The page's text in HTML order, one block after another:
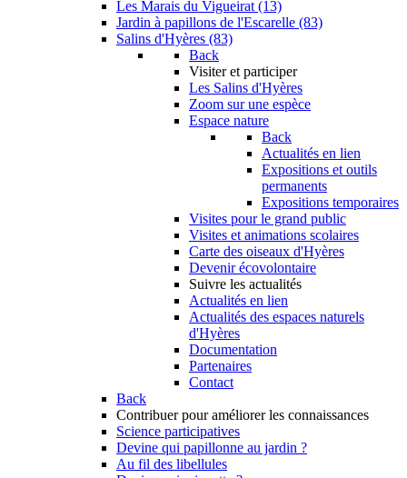
Les Marais du Vigueirat (13)
Jardin à papillons de l'Escarelle (83)
Salins d'Hyères (83)
Back
Visiter et participer
Les Salins d'Hyères
Zoom sur une espèce
Espace nature
Back
Actualités en lien
Expositions et outils
permanents
Expositions temporaires
Visites pour le grand public
Visites et animations scolaires
Carte des oiseaux d'Hyères
Devenir écovolontaire
Suivre les actualités
Actualités en lien
Actualités des espaces naturels
d'Hyères
Documentation
Partenaires
Contact
Back
Contribuer pour améliorer les connaissances
Science participatives
Devine qui papillonne au jardin ?
Au fil des libellules